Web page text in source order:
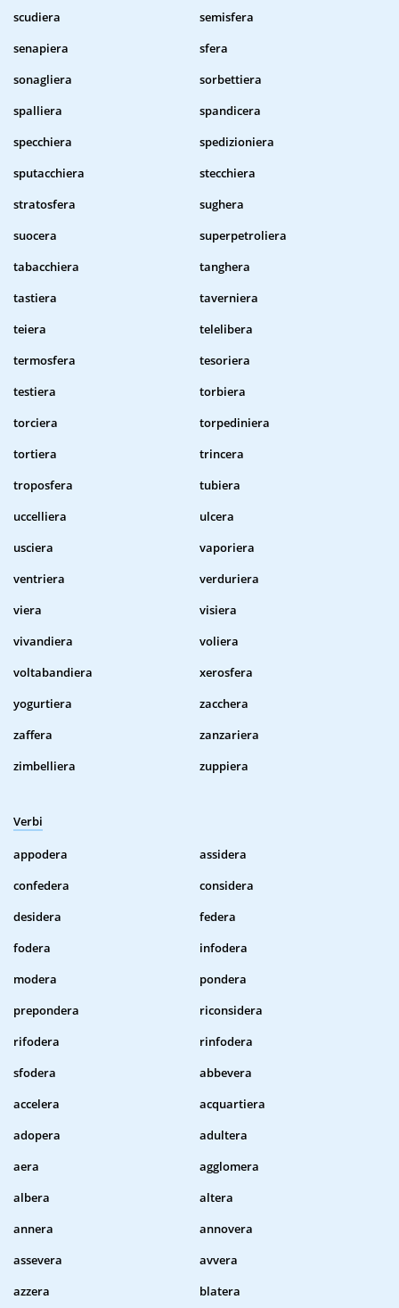
scudiera
semisfera
senapiera
sfera
sonagliera
sorbettiera
spalliera
spandicera
specchiera
spedizioniera
sputacchiera
stecchiera
stratosfera
sughera
suocera
superpetroliera
tabacchiera
tanghera
tastiera
taverniera
teiera
telelibera
termosfera
tesoriera
testiera
torbiera
torciera
torpediniera
tortiera
trincera
troposfera
tubiera
uccelliera
ulcera
usciera
vaporiera
ventriera
verduriera
viera
visiera
vivandiera
voliera
voltabandiera
xerosfera
yogurtiera
zacchera
zaffera
zanzariera
zimbelliera
zuppiera
Verbi
appodera
assidera
confedera
considera
desidera
federa
fodera
infodera
modera
pondera
prepondera
riconsidera
rifodera
rinfodera
sfodera
abbevera
accelera
acquartiera
adopera
adultera
aera
agglomera
albera
altera
annera
annovera
assevera
avvera
azzera
blatera